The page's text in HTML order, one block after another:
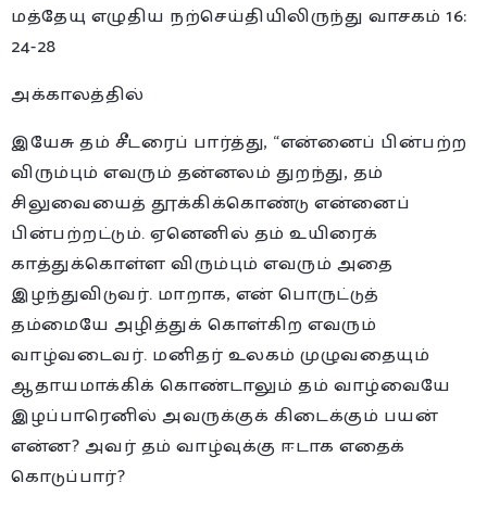
மத்தேயு எழுதிய நற்செய்தியிலிருந்து வாசகம் 16:
24-28
அக்காலத்தில்
இயேசு தம் சீடரைப் பார்த்து, “என்னைப் பின்பற்ற
விரும்பும் எவரும் தன்னலம் துறந்து, தம்
சிலுவையைத் தூக்கிக்கொண்டு என்னைப்
பின்பற்றட்டும். ஏனெனில் தம் உயிரைக்
காத்துக்கொள்ள விரும்பும் எவரும் அதை
இழந்துவிடுவர். மாறாக, என் பொருட்டுத்
தம்மையே அழித்துக் கொள்கிற எவரும்
வாழ்வடைவர். மனிதர் உலகம் முழுவதையும்
ஆதாயமாக்கிக் கொண்டாலும் தம் வாழ்வையே
இழப்பாரெனில் அவருக்குக் கிடைக்கும் பயன்
என்ன? அவர் தம் வாழ்வுக்கு ஈடாக எதைக்
கொடுப்பார்?